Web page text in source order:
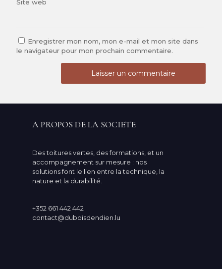
Site web
Enregistrer mon nom, mon e-mail et mon site dans
le navigateur pour mon prochain commentaire.
A PROPOS DE LA SOCIETE
Des toitures vertes, des formations, et un
accompagnement sur mesure : nos
solutions font le lien entre la technique, la
nature et la durabilité.
+352 661 442 442
contact@duboisdendien.lu